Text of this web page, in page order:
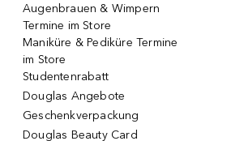
Augenbrauen & Wimpern
Termine im Store
Maniküre & Pediküre Termine
im Store
Studentenrabatt
Douglas Angebote
Geschenkverpackung
Douglas Beauty Card